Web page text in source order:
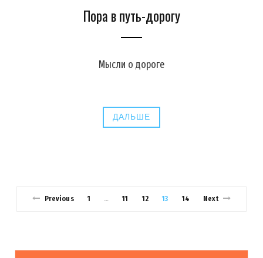
Пора в путь-дорогу
Мысли о дороге
ДАЛЬШЕ
Previous 1 … 11 12 13 14 Next